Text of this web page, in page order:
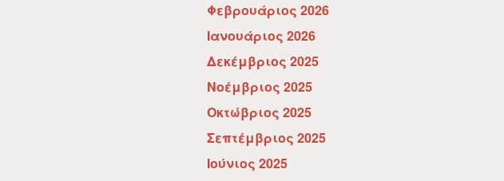
Φεβρουάριος 2026
Ιανουάριος 2026
Δεκέμβριος 2025
Νοέμβριος 2025
Οκτώβριος 2025
Σεπτέμβριος 2025
Ιούνιος 2025